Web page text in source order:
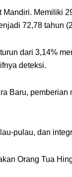
Mandiri. Memiliki
72,78 tahun
dari 3,14%
deteksi.
Baru,
pulau, dan
Orang Tua